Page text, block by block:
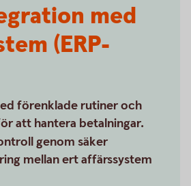
med
(ERP-
förenklade rutiner och
att hantera betalningar.
genom säker
mellan ert affärssystem